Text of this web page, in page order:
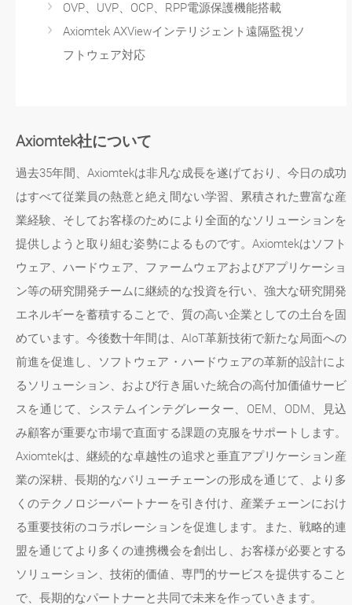
OVP、UVP、OCP、RPP電源保護機能搭載
Axiomtek AXViewインテリジェント遠隔監視ソ
フトウェア対応
Axiomtek社について
過去35年間、Axiomtekは非凡な成長を遂げており、今日の成功
はすべて従業員の熱意と絶え間ない学習、累積された豊富な産
業経験、そしてお客様のためにより全面的なソリューションを
提供しようと取り組む姿勢によるものです。Axiomtekはソフト
ウェア、ハードウェア、ファームウェアおよびアプリケーショ
ン等の研究開発チームに継続的な投資を行い、強大な研究開発
エネルギーを蓄積することで、質の高い企業としての土台を固
めています。今後数十年間は、AIoT革新技術で新たな局面への
前進を促進し、ソフトウェア・ハードウェアの革新的設計によ
るソリューション、および行き届いた統合の高付加価値サービ
スを通じて、システムインテグレーター、OEM、ODM、見込
み顧客が重要な市場で直面する課題の克服をサポートします。
Axiomtekは、継続的な卓越性の追求と垂直アプリケーション産
業の深耕、長期的なバリューチェーンの形成を通じて、より多
くのテクノロジーパートナーを引き付け、産業チェーンにおけ
る重要技術のコラボレーションを促進します。また、戦略的連
盟を通じてより多くの連携機会を創出し、お客様が必要とする
ソリューション、技術的価値、専門的サービスを提供すること
で、長期的なパートナーと共同で未来を作っていきます。